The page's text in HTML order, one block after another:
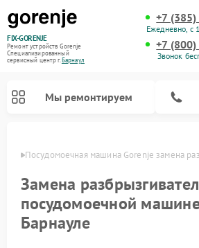
FIX-GORENJE
Ремонт устройств Gorenje
Специализированный
cервисный центр г.Барнаул
+7
Ежедневно, с
+7
Звонок
Мы ремонтируем
Посудомоечная машина Gorenje замена
Замена
посудомоечной
Барнауле